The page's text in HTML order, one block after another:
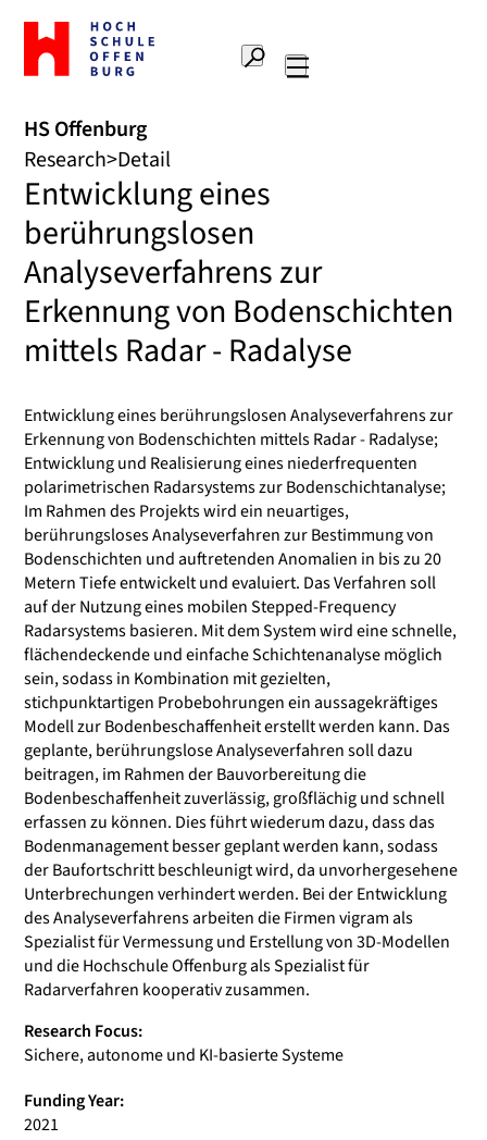
To
the
home
Offenburg
University
of
Applied
Sciences
Search
HS Offenburg
Research Detail
Entwicklung eines
berührungslosen
Analyseverfahrens zur
Erkennung von Bodenschichten
mittels Radar - Radalyse
Entwicklung eines berührungslosen Analyseverfahrens zur
Erkennung von Bodenschichten mittels Radar - Radalyse;
Entwicklung und Realisierung eines niederfrequenten
polarimetrischen Radarsystems zur Bodenschichtanalyse;
Im Rahmen des Projekts wird ein neuartiges,
berührungsloses Analyseverfahren zur Bestimmung von
Bodenschichten und auftretenden Anomalien in bis zu 20
Metern Tiefe entwickelt und evaluiert. Das Verfahren soll
auf der Nutzung eines mobilen Stepped-Frequency
Radarsystems basieren. Mit dem System wird eine schnelle,
flächendeckende und einfache Schichtenanalyse möglich
sein, sodass in Kombination mit gezielten,
stichpunktartigen Probebohrungen ein aussagekräftiges
Modell zur Bodenbeschaffenheit erstellt werden kann. Das
geplante, berührungslose Analyseverfahren soll dazu
beitragen, im Rahmen der Bauvorbereitung die
Bodenbeschaffenheit zuverlässig, großflächig und schnell
erfassen zu können. Dies führt wiederum dazu, dass das
Bodenmanagement besser geplant werden kann, sodass
der Baufortschritt beschleunigt wird, da unvorhergesehene
Unterbrechungen verhindert werden. Bei der Entwicklung
des Analyseverfahrens arbeiten die Firmen vigram als
Spezialist für Vermessung und Erstellung von 3D-Modellen
und die Hochschule Offenburg als Spezialist für
Radarverfahren kooperativ zusammen.
Research Focus:
Sichere, autonome und KI-basierte Systeme
Funding Year:
2021